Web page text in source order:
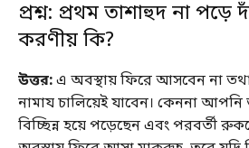
প্রশ্ন: প্রথম তাশাহুদ না পড়ে
করণীয় কি?
উত্তর:এ অবস্থায় ফিরে আসবেন না
নামায চালিয়েই যাবেন। কেননা
বিচ্ছিন্ন হয়ে পড়েছেন এবং পরবর্তী